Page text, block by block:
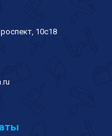
10с18